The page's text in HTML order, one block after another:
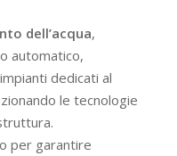
dell’acqua,
automatico,
dedicati al
le tecnologie
per garantire